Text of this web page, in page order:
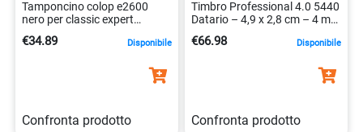
Tamponcino colop e2600
nero per classic expert
€34.89 Disponibile
Confronta prodotto
Timbro Professional 4.0 5440
Datario – 4,9 x 2,8 cm – 4 mm
autoinchiostrante – cartuccia
€66.98 Disponibile
Confronta prodotto